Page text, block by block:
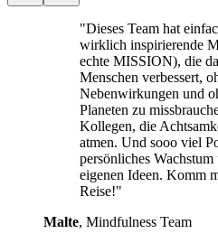
"Dieses Team hat
wirklich inspirierende
echte MISSION), die
Menschen verbessert,
Nebenwirkungen und
Planeten zu
Kollegen, die
atmen. Und sooo viel
persönliches
eigenen Ideen. Komm
Reise!"
Malte, Mindfulness Team